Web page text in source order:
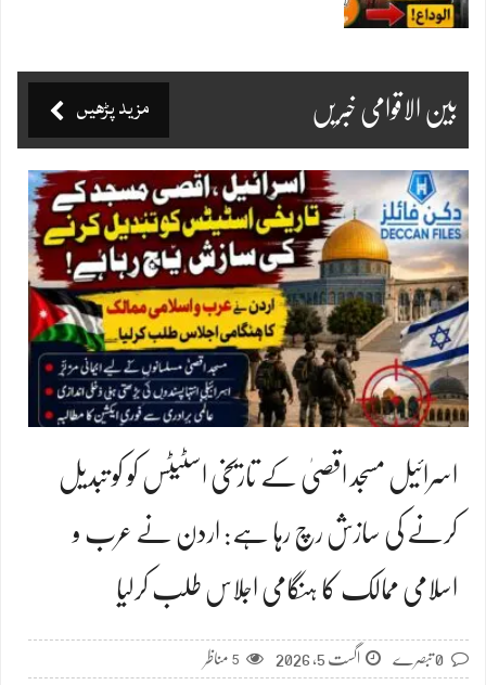
بین الاقوامی خبریں مزید پڑھیں
اسرائیل مسجد اقصیٰ کے تاریخی اسٹیٹس کو کو تبدیل
کرنے کی سازش رچ رہا ہے: اردن نے عرب و
اسلامی ممالک کا ہنگامی اجلاس طلب کرلیا
اگست 5, 2026 5 مناظر